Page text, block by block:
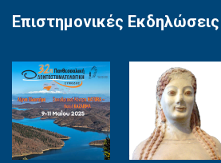
Επιστημονικές Εκδηλώσεις